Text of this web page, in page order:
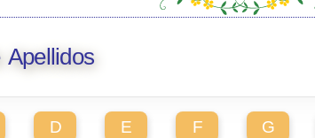
Apellidos
D E F G